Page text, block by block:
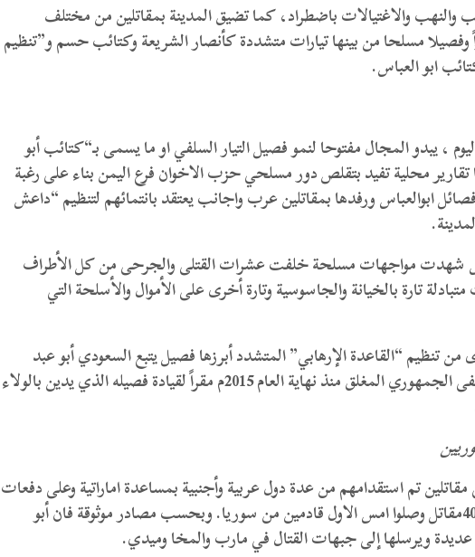
والنهب والاغتيالات باضطراد، كما تضيق المدينة بمقاتلين من مختلف
والتي يتجاوز عددها 14 تياراً وفصيلا مسلحا من بينها تيارات متشددة كأنصار الشريعة وكتائب حسم و”تنظيم
ابو العباس.
، يبدو المجال مفتوحا لنمو فصيل التيار السلفي او ما يسمى بـ“كتائب أبو
تقارير محلية تفيد بتقلص دور مسلحي حزب الاخوان فرع اليمن بناء على رغبة
ابوالعباس ورفدها بمقاتلين عرب واجانب يعتقد بانتمائهم لتنظيم “داعش
شهدت مواجهات مسلحة خلفت عشرات القتلى والجرحى من كل الأطراف
تارة بالخيانة والجاسوسية وتارة أخرى على الأموال والأسلحة التي
تنظيم “القاعدة الإرهابي” المتشدد أبرزها فصيل يتبع السعودي أبو عبد
الرحمن الشهري ويتخذ من المستشفى الجمهوري المغلق منذ نهاية العام 2015م مقراً لقيادة فصيله الذي يدين بالولاء
مقاتلين تم استقدامهم من عدة دول عربية وأجنبية بمساعدة اماراتية وعلى دفعات
متفرقة عبر ميناء عدن كان اخرهم 400مقاتل وصلوا امس الاول قادمين من سوريا. وبحسب مصادر موثوقة فان أبو
ويرسلها إلى جبهات القتال في مارب والمخا وميدي.